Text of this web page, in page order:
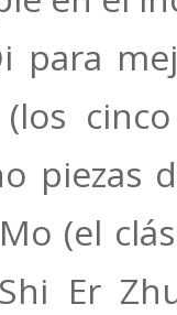
para
piezas
(el
Er